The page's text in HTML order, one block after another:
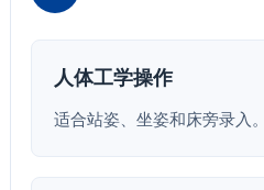
人体工学操作
适合站姿、坐姿和床旁录入。